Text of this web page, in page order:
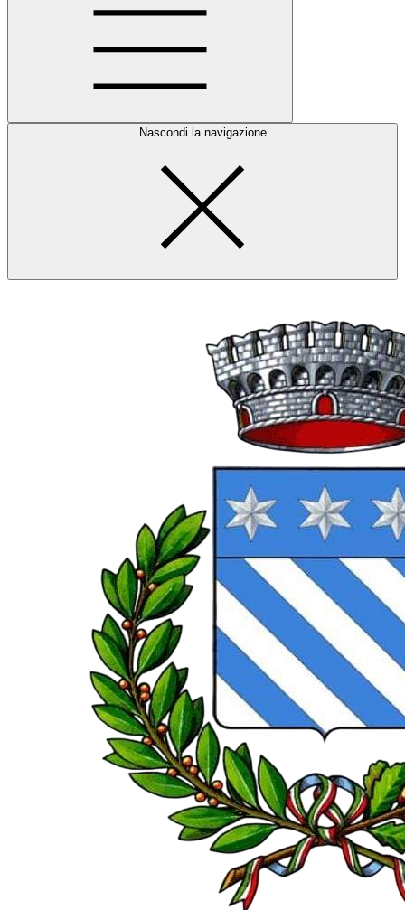
Nascondi la navigazione